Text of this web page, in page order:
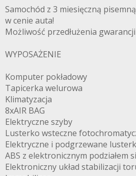
Samochód z 3 miesięczną
w cenie auta!
Możliwość przedłużenia gwarancji
WYPOSAŻENIE
Komputer pokładowy
Tapicerka welurowa
Klimatyzacja
8xAIR BAG
Elektryczne szyby
Lusterko wsteczne
Elektryczne i podgrzewane
ABS z elektronicznym podziałem
Elektroniczny układ stabilizacji